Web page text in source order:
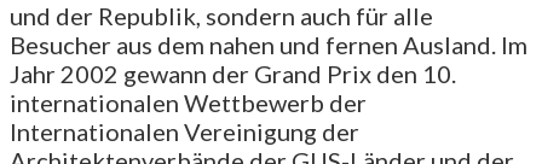
und der Republik, sondern auch für alle
Besucher aus dem nahen und fernen Ausland. Im
Jahr 2002 gewann der Grand Prix den 10.
internationalen Wettbewerb der
Internationalen Vereinigung der